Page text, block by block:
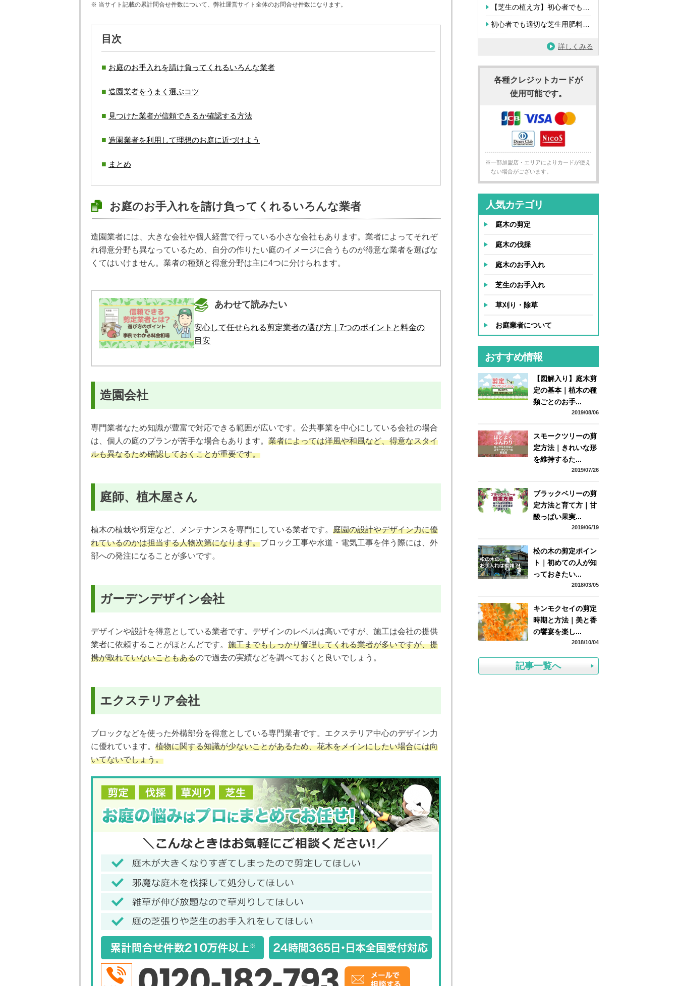
※ 当サイト記載の累計問合せ件数について、弊社運営サイト全体のお問合せ件数になります。
目次
お庭のお手入れを請け負ってくれるいろんな業者
造園業者をうまく選ぶコツ
見つけた業者が信頼できるか確認する方法
造園業者を利用して理想のお庭に近づけよう
まとめ
お庭のお手入れを請け負ってくれるいろんな業者
造園業者には、大きな会社や個人経営で行っている小さな会社もあります。業者によってそれぞ
れ得意分野も異なっているため、自分の作りたい庭のイメージに合うものが得意な業者を選ばな
くてはいけません。業者の種類と得意分野は主に4つに分けられます。
あわせて読みたい
安心して任せられる剪定業者の選び方｜7つのポイントと料金の
目安
造園会社
専門業者なため知識が豊富で対応できる範囲が広いです。公共事業を中心にしている会社の場合
は、個人の庭のプランが苦手な場合もあります。 業者によっては洋風や和風など、得意なスタイ
ルも異なるため確認しておくことが重要です。
庭師、植木屋さん
植木の植栽や剪定など、メンテナンスを専門にしている業者です。 庭園の設計やデザイン力に優
れているのかは担当する人物次第になります。ブロック工事や水道・電気工事を伴う際には、外
部への発注になることが多いです。
ガーデンデザイン会社
デザインや設計を得意としている業者です。デザインのレベルは高いですが、施工は会社の提供
業者に依頼することがほとんどです。 施工までもしっかり管理してくれる業者が多いですが、提
携が取れていないこともあるので過去の実績などを調べておくと良いでしょう。
エクステリア会社
ブロックなどを使った外構部分を得意としている専門業者です。エクステリア中心のデザイン力
に優れています。 植物に関する知識が少ないことがあるため、花木をメインにしたい場合には向
いてないでしょう。
【芝生の植え方】初心者でも…
初心者でも適切な芝生用肥料…
詳しくみる
各種クレジットカードが
使用可能です。
※一部加盟店・エリアによりカードが使え
ない場合がございます。
人気カテゴリ
庭木の剪定
庭木の伐採
庭木のお手入れ
芝生のお手入れ
草刈り・除草
お庭業者について
おすすめ情報
【図解入り】庭木剪
定の基本｜植木の種
類ごとのお手...
2019/08/06
スモークツリーの剪
定方法｜きれいな形
を維持するた...
2019/07/26
ブラックベリーの剪
定方法と育て方｜甘
酸っぱい果実...
2019/06/19
松の木の剪定ポイン
ト｜初めての人が知
っておきたい...
2018/03/05
キンモクセイの剪定
時期と方法｜美と香
の饗宴を楽し...
2018/10/04
記事一覧へ